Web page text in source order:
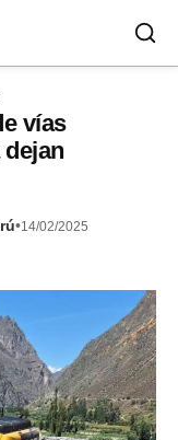
vías
•14/02/2025